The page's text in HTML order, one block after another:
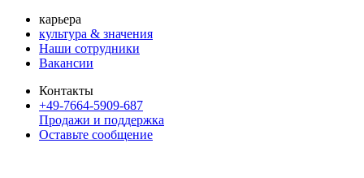
карьера
культура & значения
Наши сотрудники
Вакансии
Контакты
+49-7664-5909-687
Продажи и поддержка
Оставьте сообщение